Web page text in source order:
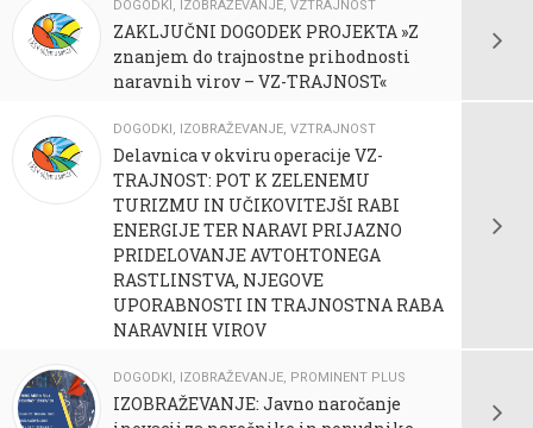
DOGODKI , IZOBRAŽEVANJE, VZTRAJNOST
ZAKLJUČNI DOGODEK PROJEKTA »Z
znanjem do trajnostne prihodnosti
naravnih virov – VZ-TRAJNOST«
DOGODKI, IZOBRAŽEVANJE, VZTRAJNOST
Delavnica v okviru operacije VZ-
TRAJNOST: POT K ZELENEMU
TURIZMU IN UČIKOVITEJŠI RABI
ENERGIJE TER NARAVI PRIJAZNO
PRIDELOVANJE AVTOHTONEGA
RASTLINSTVA, NJEGOVE
UPORABNOSTI IN TRAJNOSTNA RABA
NARAVNIH VIROV
DOGODKI, IZOBRAŽEVANJE, PROMINENT PLUS
IZOBRAŽEVANJE: Javno naročanje